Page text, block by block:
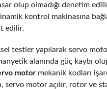
olup olmadığı denetim
kontrol makinasına
edilir.
testler yapılarak servo
alanında güç kaybı
motor mekanik kodları
servo motor açılır, rotor ve